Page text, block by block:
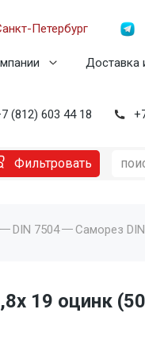
Петербург
Доставка
(812) 603 44 18
Фильтровать
DIN 7504 Саморез
19 оцинк